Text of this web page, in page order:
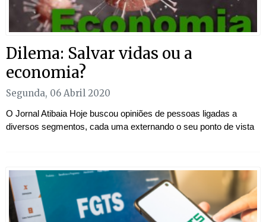
Dilema: Salvar vidas ou a
economia?
Segunda, 06 Abril 2020
O Jornal Atibaia Hoje buscou opiniões de pessoas ligadas a
diversos segmentos, cada uma externando o seu ponto de vista